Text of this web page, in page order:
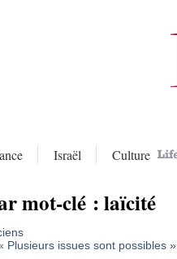
Israël Culture
mot-clé :laïcité
Plusieurs issues sont possibles »